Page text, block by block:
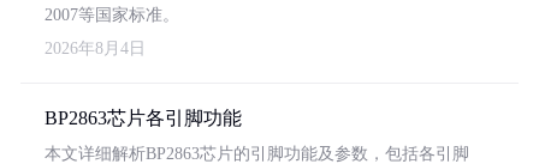
2007等国家标准。
2026年8月4日
BP2863芯片各引脚功能
本文详细解析BP2863芯片的引脚功能及参数，包括各引脚